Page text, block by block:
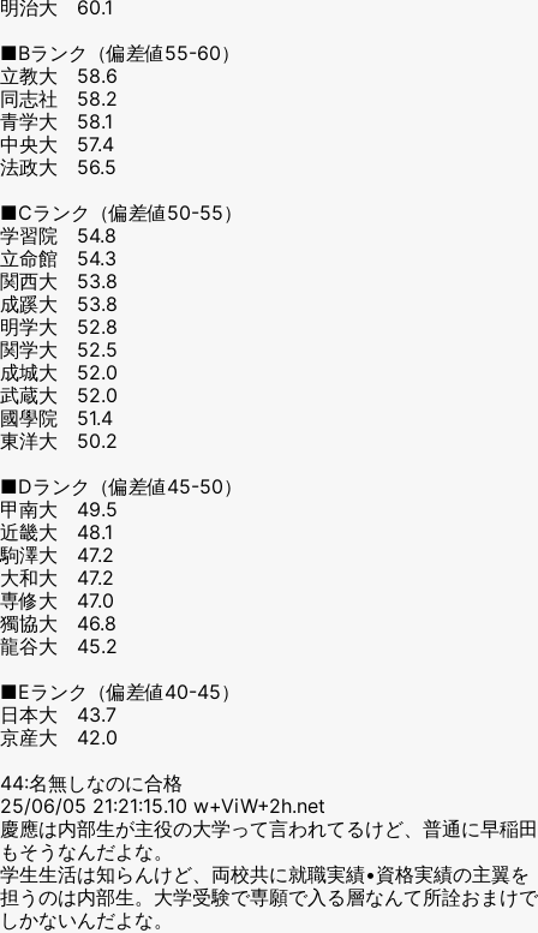
明治大 60.1
■Bランク（偏差値55-60）
立教大 58.6
同志社 58.2
青学大 58.1
中央大 57.4
法政大 56.5
■Cランク（偏差値50-55）
学習院 54.8
立命館 54.3
関西大 53.8
成蹊大 53.8
明学大 52.8
関学大 52.5
成城大 52.0
武蔵大 52.0
國學院 51.4
東洋大 50.2
■Dランク（偏差値45-50）
甲南大 49.5
近畿大 48.1
駒澤大 47.2
大和大 47.2
専修大 47.0
獨協大 46.8
龍谷大 45.2
■Eランク（偏差値40-45）
日本大 43.7
京産大 42.0
44:名無しなのに合格
25/06/05 21:21:15.10 w+ViW+2h.net
慶應は内部生が主役の大学って言われてるけど、普通に早稲田
もそうなんだよな。
学生生活は知らんけど、両校共に就職実績•資格実績の主翼を
担うのは内部生。大学受験で専願で入る層なんて所詮おまけで
しかないんだよな。